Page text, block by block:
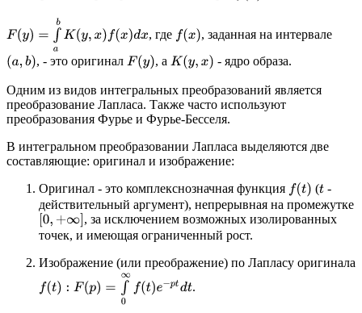
K
, где f(x) , заданная на интервале
(a,b) , - это оригинал F(y) , а K(y,x ) - ядро образа.
Одним из видов интегральных преобразований является
преобразование Лапласа. Также часто используют
преобразования Фурье и Фурье-Бесселя.
В интегральном преобразовании Лапласа выделяются две
составляющие: оригинал и изображение:
Оригинал - это комплекснозначная функция f(t) (t-
действительный аргумент), непрерывная на промежутке
0, +∞]
, за исключением возможных изолированных
точек, и имеющая ограниченный рост.
Изображение (или преображение) по Лапласу оригинала
) F ∫ ∞ e− d t
.